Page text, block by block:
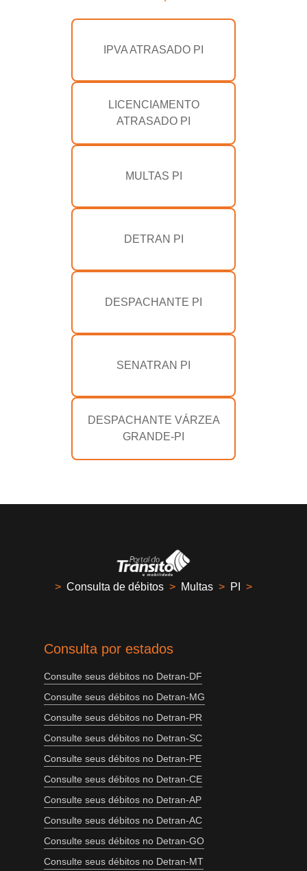
IPVA ATRASADO PI
LICENCIAMENTO
ATRASADO PI
MULTAS PI
DETRAN PI
DESPACHANTE PI
SENATRAN PI
DESPACHANTE VÁRZEA
GRANDE-PI
> Consulta de débitos > Multas > PI >
Consulta por estados
Consulte seus débitos no Detran-DF
Consulte seus débitos no Detran-MG
Consulte seus débitos no Detran-PR
Consulte seus débitos no Detran-SC
Consulte seus débitos no Detran-PE
Consulte seus débitos no Detran-CE
Consulte seus débitos no Detran-AP
Consulte seus débitos no Detran-AC
Consulte seus débitos no Detran-GO
Consulte seus débitos no Detran-MT